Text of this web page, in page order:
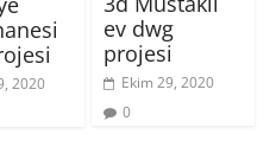
2020
ev dwg
projesi
Ekim 29, 2020
0